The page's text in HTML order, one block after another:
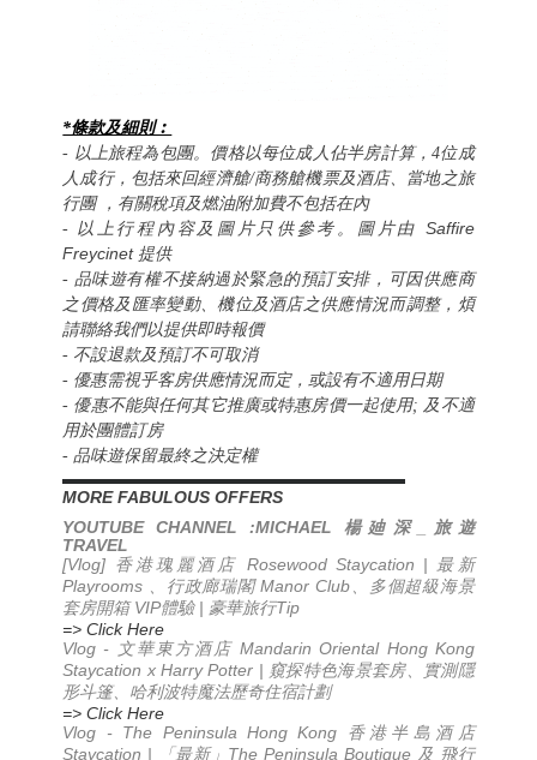
*條款及細則︰
- 以上旅程為包團。價格以每位成人佔半房計算，4位成
人成行，包括來回經濟艙/商務艙機票及酒店、當地之旅
行團 ，有關稅項及燃油附加費不包括在內
- 以上行程內容及圖片只供參考。 圖片由 Saffire
Freycinet提供
- 品味遊有權不接納過於緊急的預訂安排，可因供應商
之價格及匯率變動、機位及酒店之供應情況而調整，煩
請聯絡我們以提供即時報價
- 不設退款及預訂不可取消
- 優惠需視乎客房供應情況而定，或設有不適用日期
- 優惠不能與任何其它推廣或特惠房價一起使用; 及不適
用於團體訂房
- 品味遊保留最終之決定權
▬▬▬▬▬▬▬▬▬▬▬▬▬▬▬▬▬▬▬▬▬▬
MORE FABULOUS OFFERS
YOUTUBE CHANNEL :MICHAEL楊廸深 旅遊
TRAVEL
[Vlog] 香港瑰麗酒店 Rosewood Staycation | 最新
Playrooms 、行政廊瑞閣 Manor Club、多個超級海景
套房開箱 VIP體驗 | 豪華旅行Tip
=> Click Here
Vlog - 文華東方酒店 Mandarin Oriental Hong Kong
Staycation x Harry Potter | 窺探特色海景套房、實測隱
形斗篷、哈利波特魔法歷奇住宿計劃
=> Click Here
Vlog - The Peninsula Hong Kong 香港半島酒店
Staycation | 「最新」The Peninsula Boutique 及 飛行